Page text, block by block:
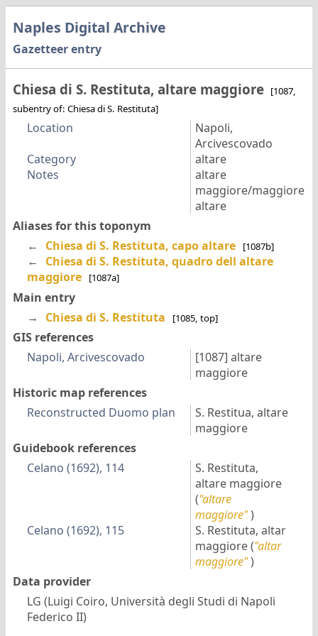
Naples Digital Archive
Gazetteer entry
Chiesa di S. Restituta, altare maggiore [1087,
subentry of: Chiesa di S. Restituta]
Location
Napoli,
Arcivescovado
Category
altare
Notes
altare
maggiore/maggiore
altare
Aliases for this toponym
←
Chiesa di S. Restituta, capo altare [1087b]
←
Chiesa di S. Restituta, quadro dell altare
maggiore
[1087a]
Main entry
→
Chiesa di S. Restituta [1085, top]
GIS references
Napoli, Arcivescovado
[1087] altare
maggiore
Historic map references
Reconstructed Duomo plan
S. Restitua, altare
maggiore
Guidebook references
Celano (1692), 114
S. Restituta,
altare maggiore
("altare
maggiore")
Celano (1692), 115
S. Restituta, altar
maggiore("altar
maggiore")
Data provider
LG (Luigi Coiro, Università degli Studi di Napoli
Federico II)